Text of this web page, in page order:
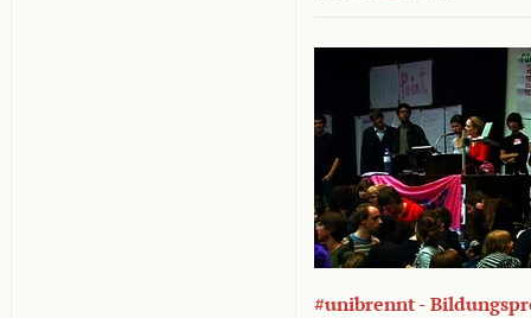
#unibrennt -